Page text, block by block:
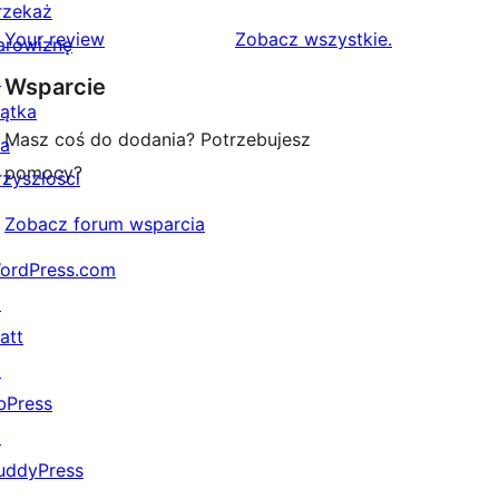
1-
Your review Zobacz wszystkierecenzje
.
Wsparcie
Masz coś do dodania? Potrzebujesz
pomocy?
Zobacz forum wsparcia